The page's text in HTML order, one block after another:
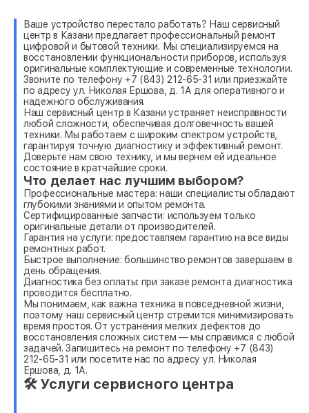
Ваше устройство перестало работать? Наш сервисный
центр в Казани предлагает профессиональный ремонт
цифровой и бытовой техники. Мы специализируемся на
восстановлении функциональности приборов, используя
оригинальные комплектующие и современные технологии.
Звоните по телефону +7 (843) 212-65-31 или приезжайте
по адресу ул. Николая Ершова, д. 1А для оперативного и
надежного обслуживания.
Наш сервисный центр в Казани устраняет неисправности
любой сложности, обеспечивая долговечность вашей
техники. Мы работаем с широким спектром устройств,
гарантируя точную диагностику и эффективный ремонт.
Доверьте нам свою технику, и мы вернем ей идеальное
состояние в кратчайшие сроки.
Что делает нас лучшим выбором?
Профессиональные мастера: наши специалисты обладают
глубокими знаниями и опытом ремонта.
Сертифицированные запчасти: используем только
оригинальные детали от производителей.
Гарантия на услуги: предоставляем гарантию на все виды
ремонтных работ.
Быстрое выполнение: большинство ремонтов завершаем в
день обращения.
Диагностика без оплаты: при заказе ремонта диагностика
проводится бесплатно.
Мы понимаем, как важна техника в повседневной жизни,
поэтому наш сервисный центр стремится минимизировать
время простоя. От устранения мелких дефектов до
восстановления сложных систем — мы справимся с любой
задачей. Запишитесь на ремонт по телефону +7 (843)
212-65-31 или посетите нас по адресу ул. Николая
Ершова, д. 1А.
🛠 Услуги сервисного центра